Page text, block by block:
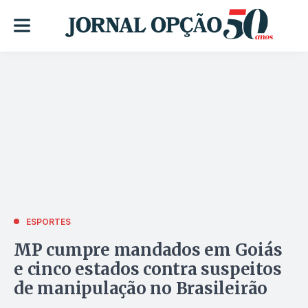
ESPORTES
MP cumpre mandados em Goiás
e cinco estados contra suspeitos
de manipulação no Brasileirão